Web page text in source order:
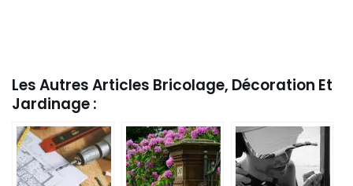
Les Autres Articles Bricolage, Décoration Et
Jardinage :